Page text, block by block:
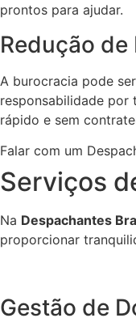
prontos para ajudar.
Redução
A burocracia pode
responsabilidade por
rápido e sem
Falar com um
Serviços
Na Despachantes
proporcionar
Gestão de